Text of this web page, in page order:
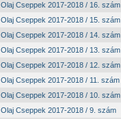
Olaj Cseppek 2017-2018 / 16. szám
Olaj Cseppek 2017-2018 / 15. szám
Olaj Cseppek 2017-2018 / 14. szám
Olaj Cseppek 2017-2018 / 13. szám
Olaj Cseppek 2017-2018 / 12. szám
Olaj Cseppek 2017-2018 / 11. szám
Olaj Cseppek 2017-2018 / 10. szám
Olaj Cseppek 2017-2018 / 9. szám